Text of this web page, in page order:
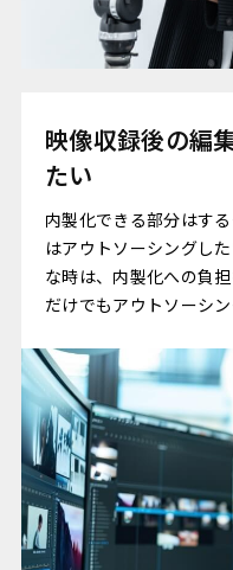
映像収録後の編
たい
内製化できる部分はす
はアウトソーシングし
な時は、内製化への負
だけでもアウトソーシン